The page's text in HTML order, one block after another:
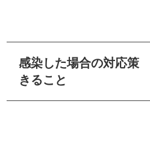
感染した場合の対応策
きること